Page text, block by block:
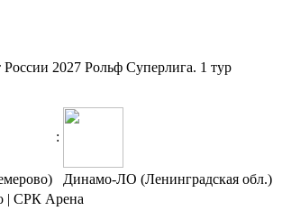
2027 Рольф Суперлига. 1 тур
:
Динамо-ЛО (Ленинградская обл.)
| СРК Арена